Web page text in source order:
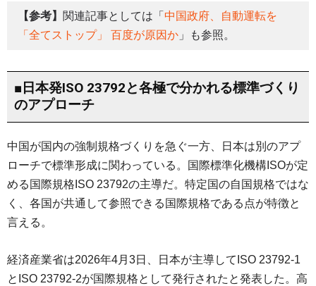
【参考】 関連記事としては「 中国政府、自動運転を
「全てストップ」 百度が原因か 」も参照。
■日本発ISO 23792と各極で分かれる標準づくり
のアプローチ
中国が国内の強制規格づくりを急ぐ一方、日本は別のアプ
ローチで標準形成に関わっている。国際標準化機構ISOが定
める国際規格ISO 23792の主導だ。特定国の自国規格ではな
く、各国が共通して参照できる国際規格である点が特徴と
言える。
経済産業省は2026年4月3日、日本が主導してISO 23792-1
とISO 23792-2が国際規格として発行されたと発表した。高